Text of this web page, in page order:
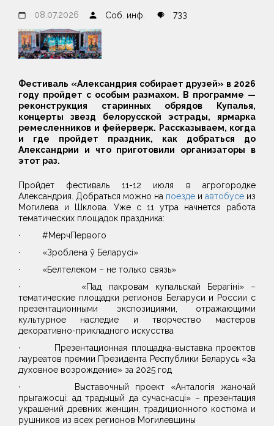
08.07.2026 Соб. инф. 733
Фестиваль «Александрия собирает друзей» в 2026
году пройдет с особым размахом. В программе —
реконструкция старинных обрядов Купалья,
концерты звезд белорусской эстрады, ярмарка
ремесленников и фейерверк. Рассказываем, когда
и где пройдет праздник, как добраться до
Александрии и что приготовили организаторы в
этот раз.
Пройдет фестиваль 11-12 июля в агрогородке
Александрия. Добраться можно на поезде и автобусе из
Могилева и Шклова. Уже с 11 утра начнется работа
тематических площадок праздника:
· #МерчПервого
· «Зроблена ў Беларусi»
· «Белтелеком – не только связь»
· «Пад пакровам купальскай Берагіні» –
тематические площадки регионов Беларуси и России с
презентационными экспозициями, отражающими
культурное наследие и творчество мастеров
декоративно-прикладного искусства
· Презентационная площадка-выставка проектов
лауреатов премии Президента Республики Беларусь «За
духовное возрождение» за 2025 год
· Выставочный проект «Анталогія жаночай
прыгажосці: ад традыцый да сучаснасці» – презентация
украшений древних женщин, традиционного костюма и
рушников из всех регионов Могилевщины